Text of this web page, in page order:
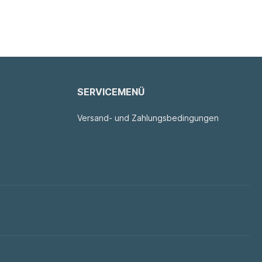
SERVICEMENÜ
Versand- und Zahlungsbedingungen